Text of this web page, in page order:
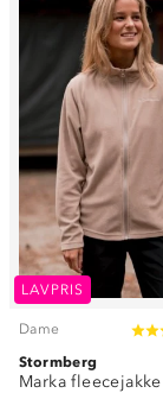
LAVPRIS
Dame
Stormberg
Marka fleecejakke